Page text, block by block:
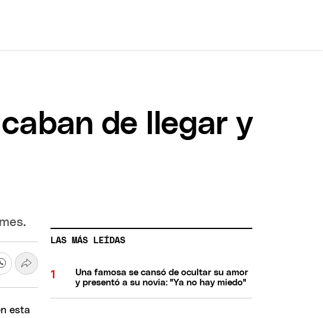
de llegar y
LAS MÁS LEÍDAS
Una famosa se cansó de ocultar su amor
y presentó a su novia: "Ya no hay miedo"